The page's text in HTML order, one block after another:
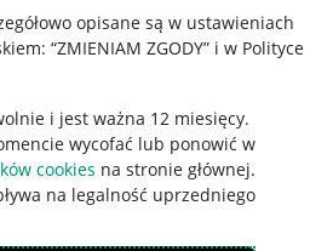
opisane są w ustawieniach
“ZMIENIAM ZGODY” i w Polityce
i jest ważna 12 miesięcy.
wycofać lub ponowić w
cookies na stronie głównej.
na legalność uprzedniego